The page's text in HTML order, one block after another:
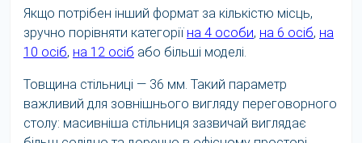
Якщо потрібен інший формат за кількістю місць,
зручно порівняти категорії на 4 особи, на 6 осіб, на
10 осіб, на 12 осіб або більші моделі.
Товщина стільниці — 36 мм. Такий параметр
важливий для зовнішнього вигляду переговорного
столу: масивніша стільниця зазвичай виглядає